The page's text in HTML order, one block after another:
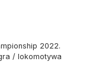
2022.
/ lokomotywa